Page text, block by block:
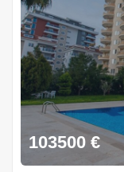
103500 €